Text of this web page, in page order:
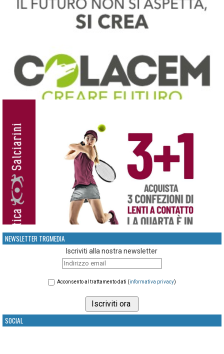
NEWSLETTER TRGMEDIA
Iscriviti alla nostra newsletter
Acconsento al trattamento dati (informativa privacy)
SOCIAL